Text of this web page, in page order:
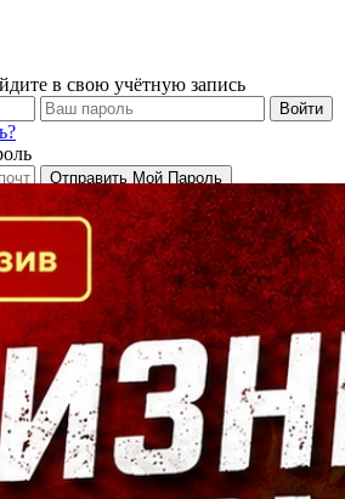
в свою учётную запись
регионе